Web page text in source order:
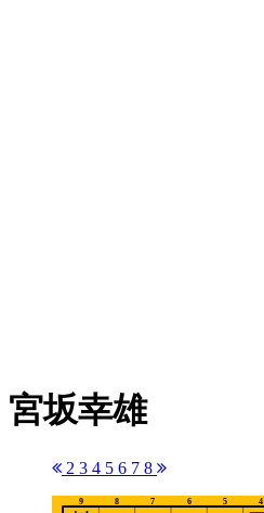
宮坂幸雄
2 3 4 5 6 7 8